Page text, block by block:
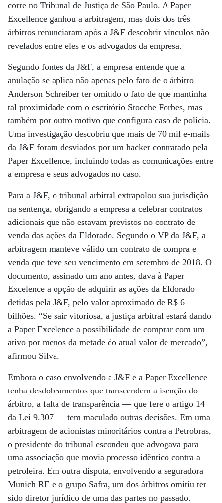
corre no Tribunal de Justiça de São Paulo. A Paper
Excellence ganhou a arbitragem, mas dois dos três
árbitros renunciaram após a J&F descobrir vínculos não
revelados entre eles e os advogados da empresa.
Segundo fontes da J&F, a empresa entende que a
anulação se aplica não apenas pelo fato de o árbitro
Anderson Schreiber ter omitido o fato de que mantinha
tal proximidade com o escritório Stocche Forbes, mas
também por outro motivo que configura caso de polícia.
Uma investigação descobriu que mais de 70 mil e-mails
da J&F foram desviados por um hacker contratado pela
Paper Excellence, incluindo todas as comunicações entre
a empresa e seus advogados no caso.
Para a J&F, o tribunal arbitral extrapolou sua jurisdição
na sentença, obrigando a empresa a celebrar contratos
adicionais que não estavam previstos no contrato de
venda das ações da Eldorado. Segundo o VP da J&F, a
arbitragem manteve válido um contrato de compra e
venda que teve seu vencimento em setembro de 2018. O
documento, assinado um ano antes, dava à Paper
Excelence a opção de adquirir as ações da Eldorado
detidas pela J&F, pelo valor aproximado de R$ 6
bilhões. “Se sair vitoriosa, a justiça arbitral estará dando
a Paper Excelence a possibilidade de comprar com um
ativo por menos da metade do atual valor de mercado”,
afirmou Silva.
Embora o caso envolvendo a J&F e a Paper Excellence
tenha desdobramentos que transcendem a isenção do
árbitro, a falta de transparência — que fere o artigo 14
da Lei 9.307 — tem maculado outras decisões. Em uma
arbitragem de acionistas minoritários contra a Petrobras,
o presidente do tribunal escondeu que advogava para
uma associação que movia processo idêntico contra a
petroleira. Em outra disputa, envolvendo a seguradora
Munich RE e o grupo Safra, um dos árbitros omitiu ter
sido diretor jurídico de uma das partes no passado.